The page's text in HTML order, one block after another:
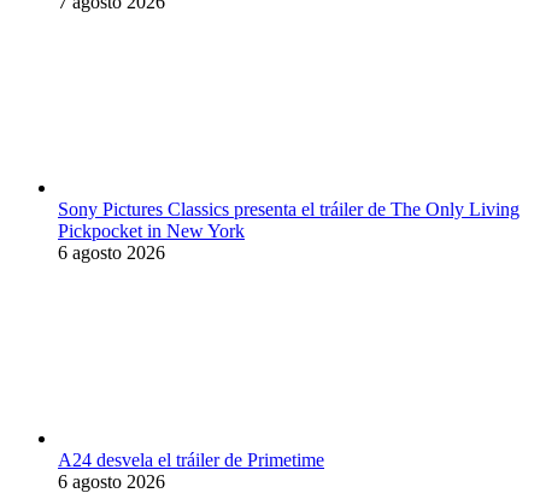
Sony Pictures Classics presenta el tráiler de The Only Living
Pickpocket in New York
6 agosto 2026
A24 desvela el tráiler de Primetime
6 agosto 2026